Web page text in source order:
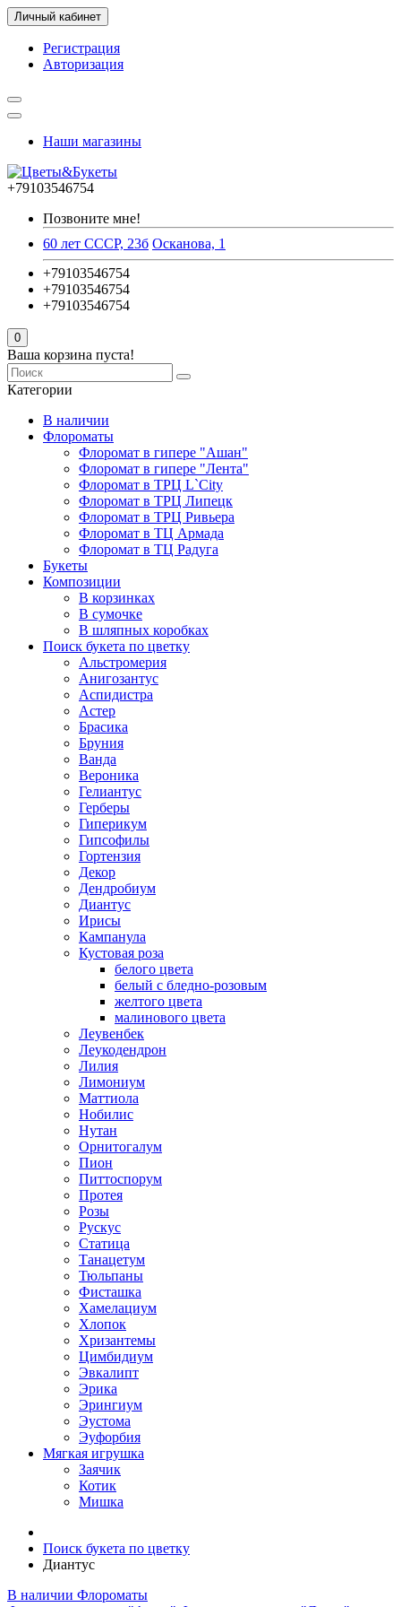
Личный кабинет
Регистрация
Авторизация
Наши магазины
+79103546754
Позвоните мне!
60 лет СССР, 23б Осканова, 1
+79103546754
+79103546754
+79103546754
0
Ваша корзина пуста!
Категории
В наличии
Флороматы
Флоромат в гипере "Ашан"
Флоромат в гипере "Лента"
Флоромат в ТРЦ L`City
Флоромат в ТРЦ Липецк
Флоромат в ТРЦ Ривьера
Флоромат в ТЦ Армада
Флоромат в ТЦ Радуга
Букеты
Композиции
В корзинках
В сумочке
В шляпных коробках
Поиск букета по цветку
Альстромерия
Анигозантус
Аспидистра
Астер
Брасика
Бруния
Ванда
Вероника
Гелиантус
Герберы
Гиперикум
Гипсофилы
Гортензия
Декор
Дендробиум
Диантус
Ирисы
Кампанула
Кустовая роза
белого цвета
белый с бледно-розовым
желтого цвета
малинового цвета
Леувенбек
Леукодендрон
Лилия
Лимониум
Маттиола
Нобилис
Нутан
Орнитогалум
Пион
Питтоспорум
Протея
Розы
Рускус
Статица
Танацетум
Тюльпаны
Фисташка
Хамелациум
Хлопок
Хризантемы
Цимбидиум
Эвкалипт
Эрика
Эрингиум
Эустома
Эуфорбия
Мягкая игрушка
Заячик
Котик
Мишка
Поиск букета по цветку
Диантус
В наличии Флороматы